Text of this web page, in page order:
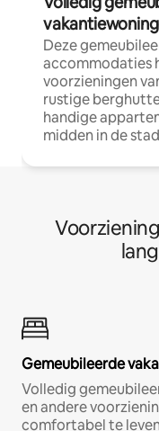
Deze
accommodaties
voorzieningen
rustige
handige
midden in de
Gemeubileerde
Volledig
en andere
comfortabel te